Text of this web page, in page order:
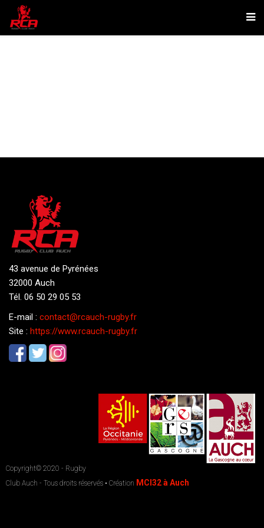
43 avenue de Pyrénées
32000 Auch
Tél. 06 50 29 05 53
E-mail : contact@rcauch-rugby.fr
Site : https://www.rcauch-rugby.fr
Copyright© 2020 - Rugby
Club Auch - Tous droits réservés • Création MCI32 à Auch